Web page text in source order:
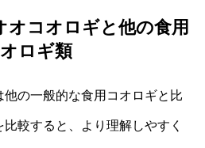
オコオロギと他の食用
ロギ類
の一般的な食用コオロギと比
較すると、より理解しやすく